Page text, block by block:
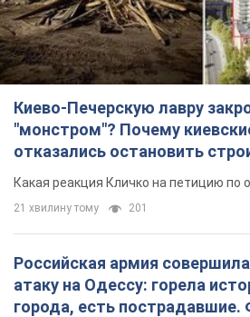
Российская армия
атаку на Одессу: горела
города, есть пострадавшие.
Для террора враг применил ракеты и
2 години тому 51,1 т.
«Они воюют против
безопасности мира!»
ракет, большинство из которых –
37 хвилин тому 243